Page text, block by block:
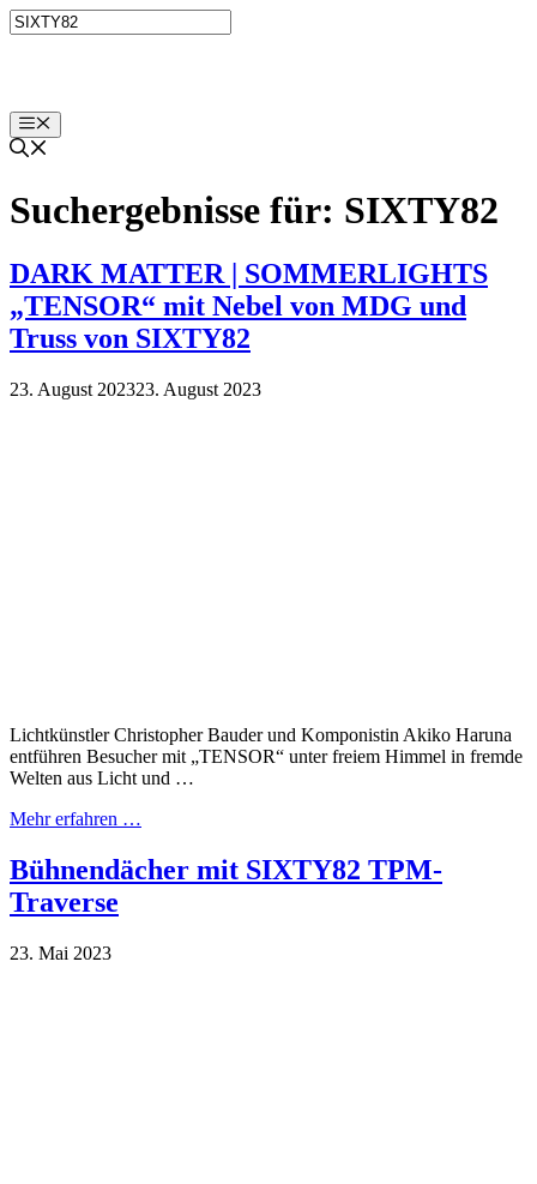
Zum
Inhalt
Menü
Suchergebnisse für: SIXTY82
DARK MATTER | SOMMERLIGHTS
„TENSOR“ mit Nebel von MDG und
Truss von SIXTY82
23. August 202323. August 2023
Lichtkünstler Christopher Bauder und Komponistin Akiko Haruna
entführen Besucher mit „TENSOR“ unter freiem Himmel in fremde
Welten aus Licht und …
Mehr erfahren …
Bühnendächer mit SIXTY82 TPM-
Traverse
23. Mai 2023